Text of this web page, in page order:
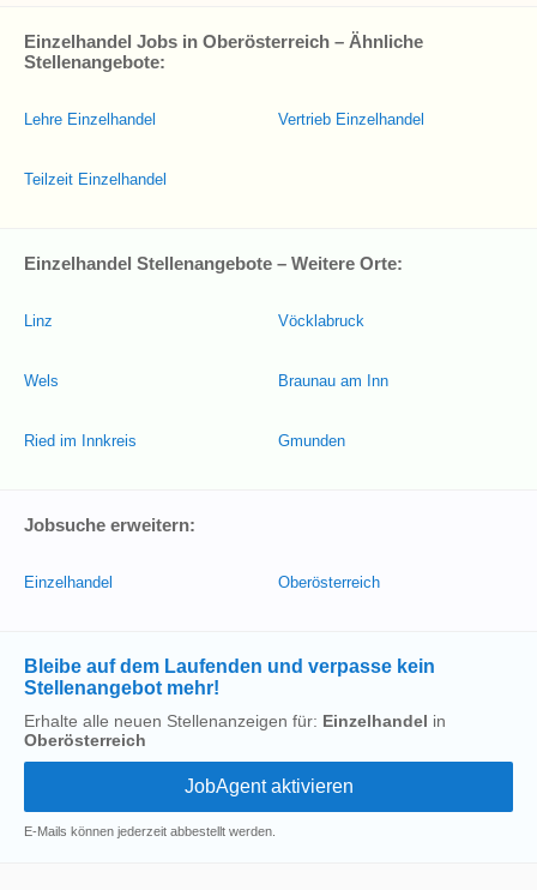
Einzelhandel Jobs in Oberösterreich – Ähnliche
Stellenangebote:
Lehre Einzelhandel
Teilzeit Einzelhandel
Vertrieb Einzelhandel
Einzelhandel Stellenangebote – Weitere Orte:
Linz
Wels
Ried im Innkreis
Vöcklabruck
Braunau am Inn
Gmunden
Jobsuche erweitern:
Einzelhandel Oberösterreich
Bleibe auf dem Laufenden und verpasse kein
Stellenangebot mehr!
Erhalte alle neuen Stellenanzeigen für: Einzelhandel in
Oberösterreich
E-Mails können jederzeit abbestellt werden.